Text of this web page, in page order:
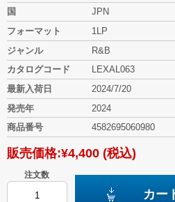
国
JPN
フォーマット
1LP
ジャンル
R&B
カタログコード
LEXAL063
最新入荷日
2024/7/20
発売年
2024
商品番号
4582695060980
販売価格:¥4,400 (税込)
注文数
カー